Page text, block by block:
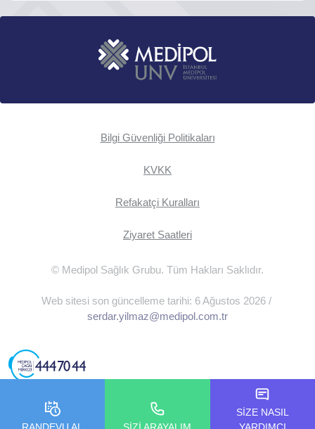
Bilgi Güvenliği Politikaları
KVKK
Refakatçi Kuralları
Ziyaret Saatleri
© Medipol Sağlık Grubu. Tüm Hakları Saklıdır.
Web sitesi son güncelleme tarihi: 6 Ağustos 2026 /
serdar.yilmaz@medipol.com.tr
SİZE NASIL